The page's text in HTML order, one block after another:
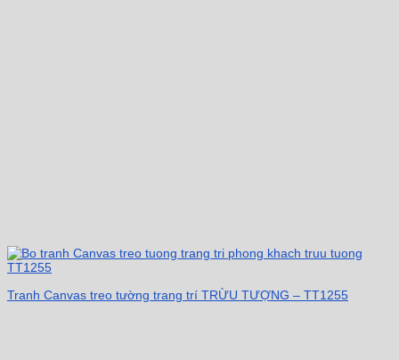
Tranh Canvas treo tường trang trí TRỪU TƯỢNG – TT1255